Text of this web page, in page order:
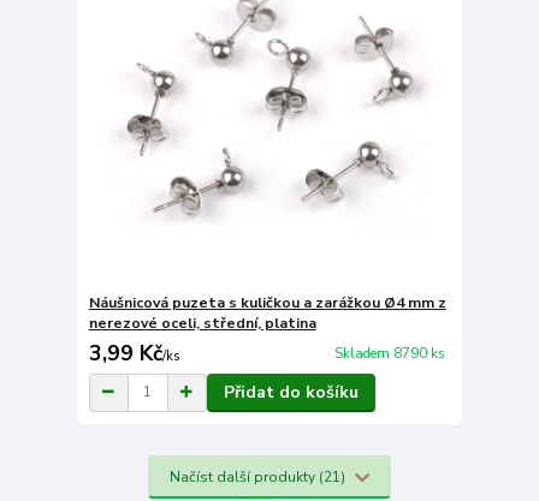
Náušnicová puzeta s kuličkou a zarážkou Ø4 mm z
nerezové oceli, střední, platina
3,99 Kč/ks Skladem 8790 ks
Přidat do košíku
Načíst další produkty (21)